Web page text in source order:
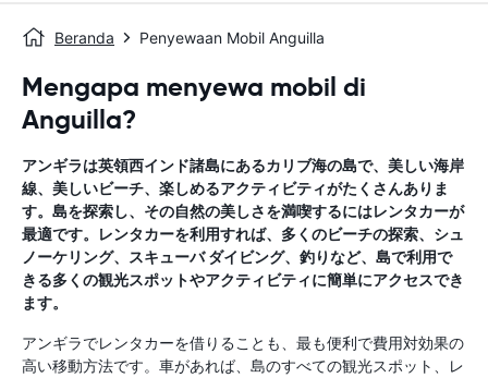
Beranda Penyewaan Mobil Anguilla
Mengapa menyewa mobil di
Anguilla?
アンギラは英領西インド諸島にあるカリブ海の島で、美しい海岸
線、美しいビーチ、楽しめるアクティビティがたくさんありま
す。島を探索し、その自然の美しさを満喫するにはレンタカーが
最適です。レンタカーを利用すれば、多くのビーチの探索、シュ
ノーケリング、スキューバ ダイビング、​​釣りなど、島で利用で
きる多くの観光スポットやアクティビティに簡単にアクセスでき
ます。
アンギラでレンタカーを借りることも、最も便利で費用対効果の
高い移動方法です。車があれば、島のすべての観光スポット、レ